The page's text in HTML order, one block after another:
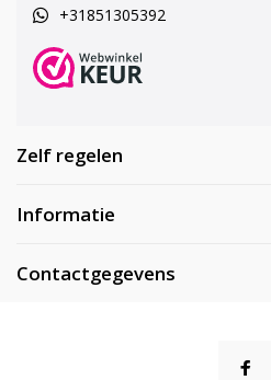
+31851305392
Zelf regelen
Informatie
Contactgegevens